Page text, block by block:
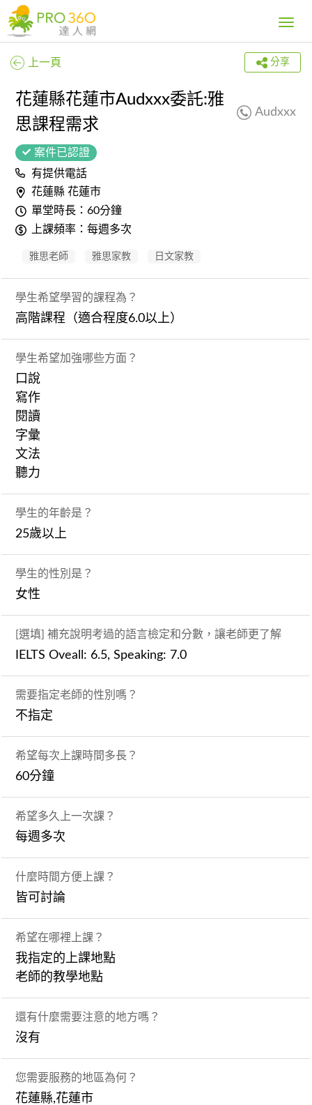
Toggle
上一頁 分享
花蓮縣花蓮市Audxxx委託:雅
思課程需求
Audxxx
案件已認證
有提供電話
花蓮縣 花蓮市
單堂時長：60分鐘
上課頻率：每週多次
雅思老師 雅思家教 日文家教
學生希望學習的課程為？
高階課程（適合程度6.0以上）
學生希望加強哪些方面？
口說
寫作
閱讀
字彙
文法
聽力
學生的年齡是？
25歲以上
學生的性別是？
女性
[選填] 補充說明考過的語言檢定和分數，讓老師更了解
IELTS Oveall: 6.5, Speaking: 7.0
需要指定老師的性別嗎？
不指定
希望每次上課時間多長？
60分鐘
希望多久上一次課？
每週多次
什麼時間方便上課？
皆可討論
希望在哪裡上課？
我指定的上課地點
老師的教學地點
還有什麼需要注意的地方嗎？
沒有
您需要服務的地區為何？
花蓮縣,花蓮市